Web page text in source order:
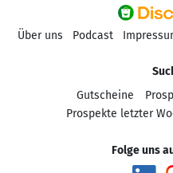
Über uns Podcast
Gutscheine
Prospekte letzter
Folge uns